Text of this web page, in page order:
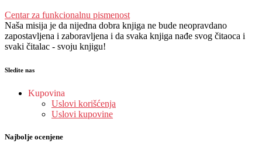
Centar za funkcionalnu pismenost
Naša misija je da nijedna dobra knjiga ne bude neopravdano
zapostavljena i zaboravljena i da svaka knjiga nađe svog čitaoca i
svaki čitalac - svoju knjigu!
Sledite nas
Kupovina
Uslovi korišćenja
Uslovi kupovine
Najbolje ocenjene